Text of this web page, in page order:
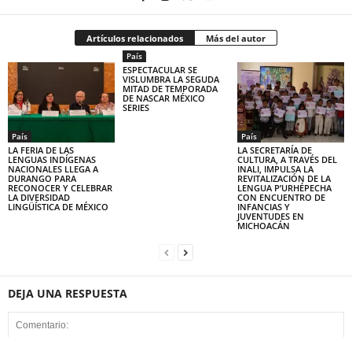
Artículos relacionados Más del autor
País
LA FERIA DE LAS
LENGUAS INDÍGENAS
NACIONALES LLEGA A
DURANGO PARA
RECONOCER Y CELEBRAR
LA DIVERSIDAD
LINGÜÍSTICA DE MÉXICO
País
ESPECTACULAR SE
VISLUMBRA LA SEGUDA
MITAD DE TEMPORADA
DE NASCAR MÉXICO
SERIES
País
LA SECRETARÍA DE
CULTURA, A TRAVÉS DEL
INALI, IMPULSA LA
REVITALIZACIÓN DE LA
LENGUA P’URHÉPECHA
CON ENCUENTRO DE
INFANCIAS Y
JUVENTUDES EN
MICHOACÁN
DEJA UNA RESPUESTA